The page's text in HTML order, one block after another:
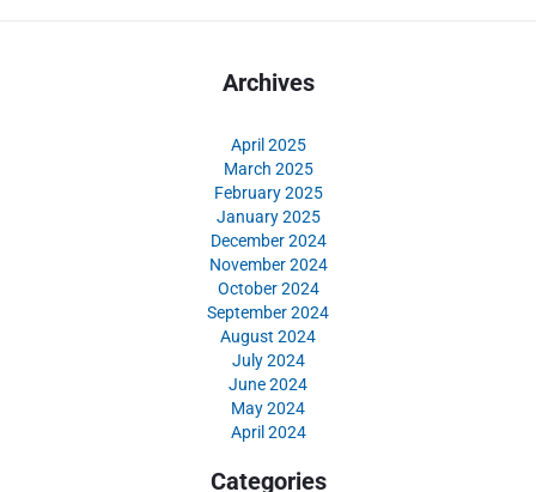
Archives
April 2025
March 2025
February 2025
January 2025
December 2024
November 2024
October 2024
September 2024
August 2024
July 2024
June 2024
May 2024
April 2024
Categories